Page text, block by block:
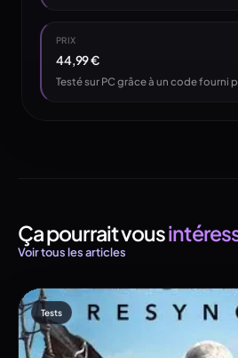
PRIX
44,99 €
Testé sur PC grâce à un code fourni
Ça pourrait vous
Voir tous les articles
Tests